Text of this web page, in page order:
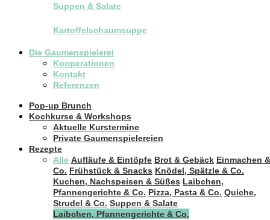
Suppen & Salate
Kartoffelschaumsuppe
Die Gaumenspielerei
Kooperationen
Kontakt
Referenzen
Pop-up Brunch
Kochkurse & Workshops
Aktuelle Kurstermine
Private Gaumenspielereien
Rezepte
Alle Aufläufe & Eintöpfe Brot & Gebäck Einmachen &
Co. Frühstück & Snacks Knödel, Spätzle & Co.
Kuchen, Nachspeisen & Süßes Laibchen,
Pfannengerichte & Co. Pizza, Pasta & Co. Quiche,
Strudel & Co. Suppen & Salate
Laibchen, Pfannengerichte & Co.